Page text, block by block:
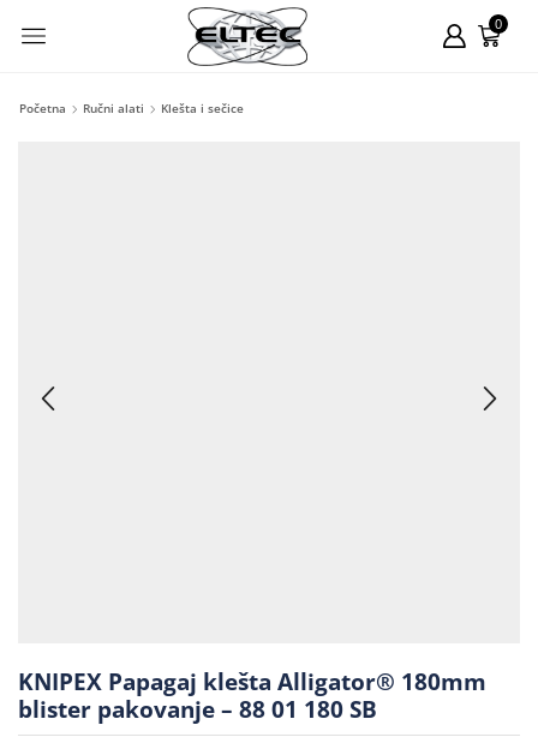
0
Početna Ručni alati Klešta i sečice
KNIPEX Papagaj klešta Alligator® 180mm
blister pakovanje – 88 01 180 SB